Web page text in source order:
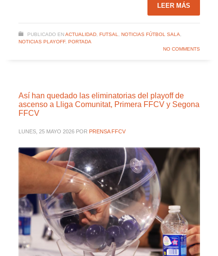
LEER MÁS
PUBLICADO EN ACTUALIDAD, FUTSAL NOTICIAS FÚTBOL SALA
NOTICIAS PLAYOFF, PORTADA
NO COMMENTS
Así han quedado las eliminatorias del playoff de
ascenso a Lliga Comunitat, Primera FFCV y Segona
FFCV
LUNES, 25 MAYO 2026 POR PRENSA FFCV